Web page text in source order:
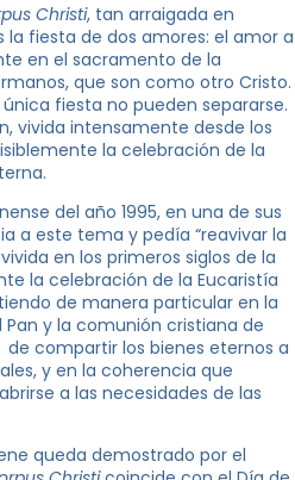
Christi, tan arraigada en
la fiesta de dos amores: el amor a
en el sacramento de la
que son como otro Cristo.
fiesta no pueden separarse.
vivida intensamente desde los
la celebración de la
del año 1995, en una de sus
a este tema y pedía “reavivar la
en los primeros siglos de la
la celebración de la Eucaristía
de manera particular en la
y la comunión cristiana de
de compartir los bienes eternos a
y en la coherencia que
a las necesidades de las
queda demostrado por el